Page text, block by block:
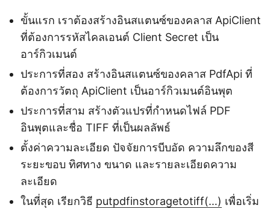
ขั้นแรก เราต้องสร้างอินสแตนซ์ของคลาส ApiClient
ที่ต้องการรหัสไคลเอนต์ Client Secret เป็น
อาร์กิวเมนต์
ประการที่สอง สร้างอินสแตนซ์ของคลาส PdfApi ที่
ต้องการวัตถุ ApiClient เป็นอาร์กิวเมนต์อินพุต
ประการที่สาม สร้างตัวแปรที่กำหนดไฟล์ PDF
อินพุตและชื่อ TIFF ที่เป็นผลลัพธ์
ตั้งค่าความละเอียด ปัจจัยการบีบอัด ความลึกของสี
ระยะขอบ ทิศทาง ขนาด และรายละเอียดความ
ละเอียด
ในที่สุด เรียกวิธี putpdfinstoragetotiff(…) เพื่อเริ่ม